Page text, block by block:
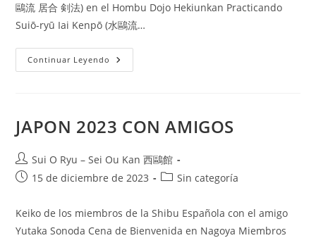
鷗流 居合 剣法) en el Hombu Dojo Hekiunkan Practicando
Suiō-ryū Iai Kenpō (水鷗流…
Continuar Leyendo
JAPON 2023 CON AMIGOS
Sui O Ryu – Sei Ou Kan 西鷗館
15 de diciembre de 2023
Sin categoría
Keiko de los miembros de la Shibu Española con el amigo
Yutaka Sonoda Cena de Bienvenida en Nagoya Miembros